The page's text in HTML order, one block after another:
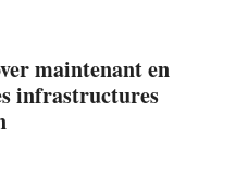
maintenant en
infrastructures